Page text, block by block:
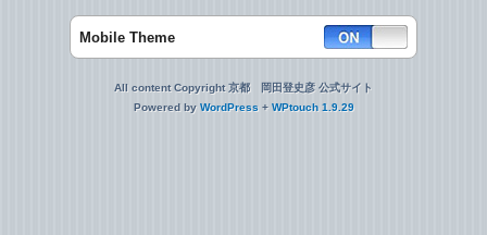
Mobile Theme
All content Copyright 京都 岡田登史彦 公式サイト
Powered by WordPress + WPtouch 1.9.29